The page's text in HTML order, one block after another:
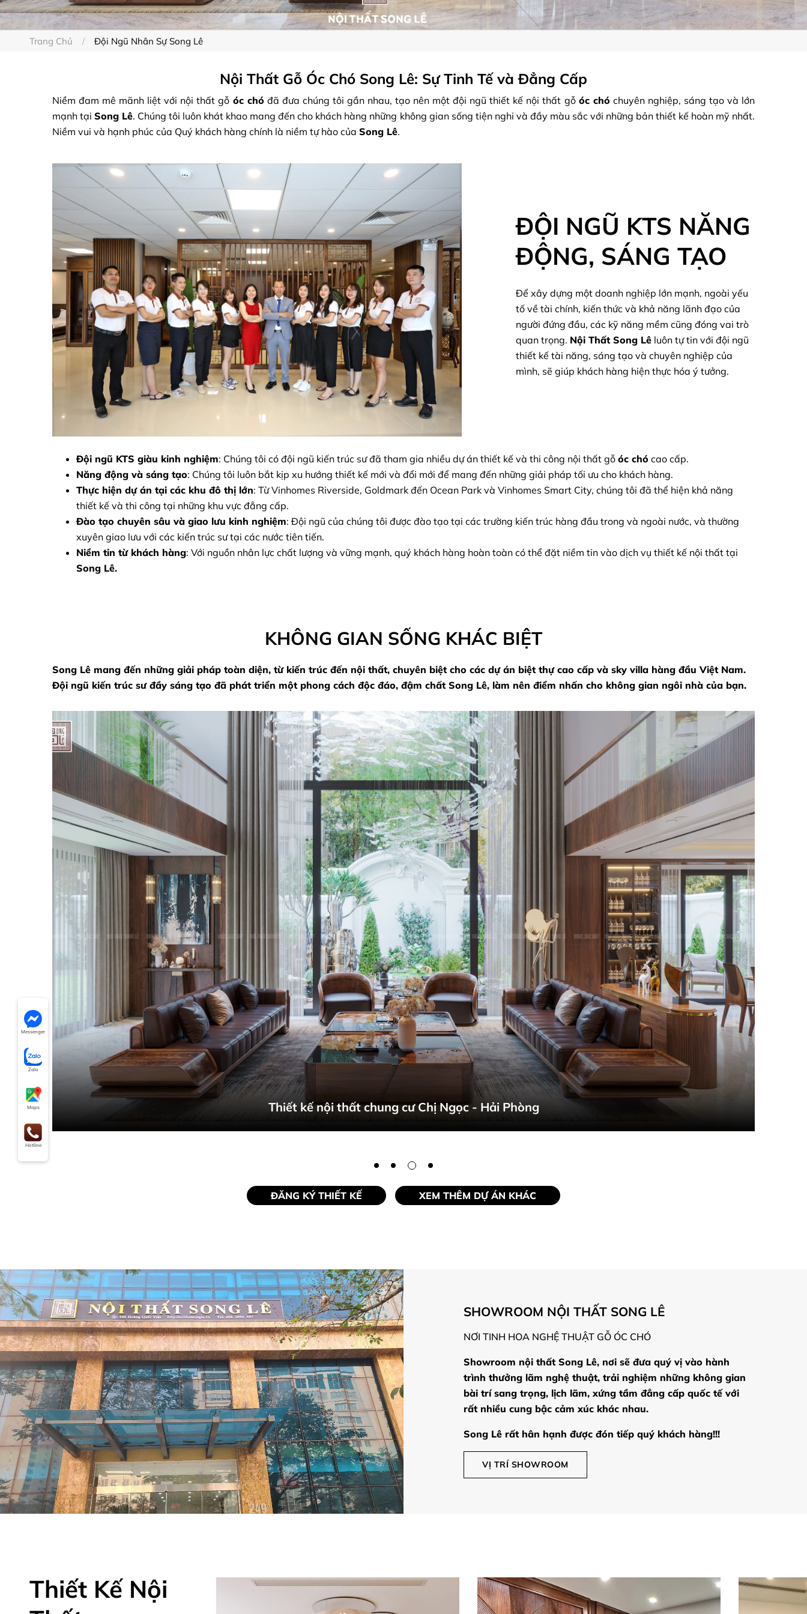
Messenger
Zalo
Maps
Hotline
Trang Chủ Đội Ngũ Nhân Sự Song Lê
Nội Thất Gỗ Óc Chó Song Lê: Sự Tinh Tế và Đẳng Cấp
Niềm đam mê mãnh liệt với nội thất gỗ óc chó đã đưa chúng tôi gần nhau, tạo nên một đội ngũ thiết kế nội thất gỗ óc chó chuyên nghiệp, sáng tạo và lớn
mạnh tạiSong Lê. Chúng tôi luôn khát khao mang đến cho khách hàng những không gian sống tiện nghi và đầy màu sắc với những bản thiết kế hoàn mỹ nhất.
Niềm vui và hạnh phúc của Quý khách hàng chính là niềm tự hào của Song Lê.
ĐỘI NGŨ KTS NĂNG
ĐỘNG, SÁNG TẠO
Để xây dựng một doanh nghiệp lớn mạnh, ngoài yếu
tố về tài chính, kiến thức và khả năng lãnh đạo của
người đứng đầu, các kỹ năng mềm cũng đóng vai trò
quan trọng. Nội Thất Song Lê luôn tự tin với đội ngũ
thiết kế tài năng, sáng tạo và chuyên nghiệp của
mình, sẽ giúp khách hàng hiện thực hóa ý tưởng.
Đội ngũ KTS giàu kinh nghiệm: Chúng tôi có đội ngũ kiến trúc sư đã tham gia nhiều dự án thiết kế và thi công nội thất gỗ óc chó cao cấp.
Năng động và sáng tạo: Chúng tôi luôn bắt kịp xu hướng thiết kế mới và đổi mới để mang đến những giải pháp tối ưu cho khách hàng.
Thực hiện dự án tại các khu đô thị lớn: Từ Vinhomes Riverside, Goldmark đến Ocean Park và Vinhomes Smart City, chúng tôi đã thể hiện khả năng
thiết kế và thi công tại những khu vực đẳng cấp.
Đào tạo chuyên sâu và giao lưu kinh nghiệm: Đội ngũ của chúng tôi được đào tạo tại các trường kiến trúc hàng đầu trong và ngoài nước, và thường
xuyên giao lưu với các kiến trúc sư tại các nước tiên tiến.
Niềm tin từ khách hàng: Với nguồn nhân lực chất lượng và vững mạnh, quý khách hàng hoàn toàn có thể đặt niềm tin vào dịch vụ thiết kế nội thất tại
Song Lê.
KHÔNG GIAN SỐNG KHÁC BIỆT
Song Lê mang đến những giải pháp toàn diện, từ kiến trúc đến nội thất, chuyên biệt cho các dự án biệt thự cao cấp và sky villa hàng đầu Việt Nam.
Đội ngũ kiến trúc sư đầy sáng tạo đã phát triển một phong cách độc đáo, đậm chất Song Lê, làm nên điểm nhấn cho không gian ngôi nhà của bạn.
Thiết kế nội thất chung cư Anh Dũng
ĐĂNG KÝ THIẾT KẾ XEM THÊM DỰ ÁN KHÁC
SHOWROOM NỘI THẤT SONG LÊ
NƠI TINH HOA NGHỆ THUẬT GỖ ÓC CHÓ
Showroom nội thất Song Lê, nơi sẽ đưa quý vị vào hành
trình thưởng lãm nghệ thuật, trải nghiệm những không gian
bài trí sang trọng, lịch lãm, xứng tầm đẳng cấp quốc tế với
rất nhiều cung bậc cảm xúc khác nhau.
Song Lê rất hân hạnh được đón tiếp quý khách hàng!!!
VỊ TRÍ SHOWROOM
Thiết Kế Nội